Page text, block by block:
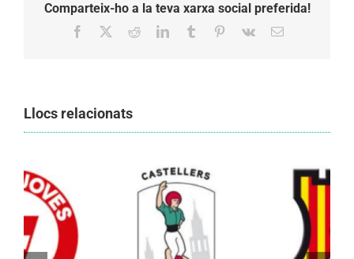
Comparteix-ho a la teva xarxa social preferida!
Facebook RedditLinkedInTumblr Pinterest
Vk Email:
Llocs relacionats